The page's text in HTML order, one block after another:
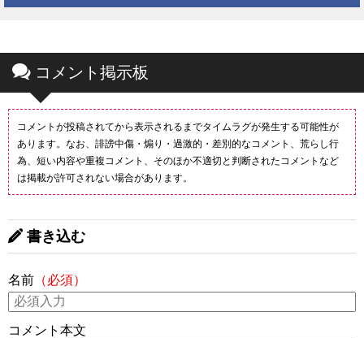
コメント掲示板
コメントが投稿されてから表示されるまでタイムラグが発生する可能性が
あります。なお、誹謗中傷・煽り・過激的・差別的なコメント、荒らし行
為、短い内容や重複コメント、そのほか不適切と判断されたコメントなど
は掲載が許可されない場合があります。
書き込む
名前 （必須）
コメント本文